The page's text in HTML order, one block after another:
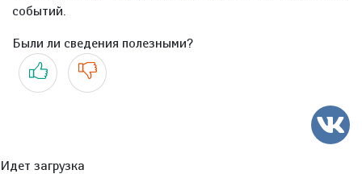
событий.
Были ли сведения полезными?
Да Нет
Идет загрузка